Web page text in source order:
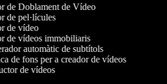
de Doblament de Vídeo
de pel·lícules
de vídeo
de vídeos immobiliaris
automàtic de subtítols
de fons per a creador de vídeos
de vídeos